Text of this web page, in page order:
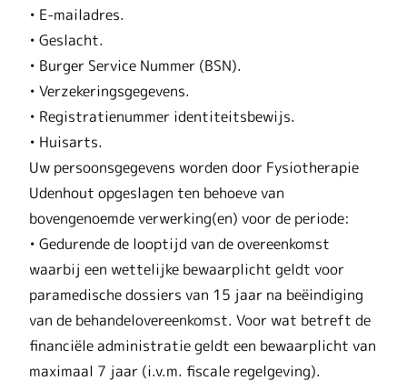
• E-mailadres.
• Geslacht.
• Burger Service Nummer (BSN).
• Verzekeringsgegevens.
• Registratienummer identiteitsbewijs.
• Huisarts.
Uw persoonsgegevens worden door Fysiotherapie
Udenhout opgeslagen ten behoeve van
bovengenoemde verwerking(en) voor de periode:
• Gedurende de looptijd van de overeenkomst
waarbij een wettelijke bewaarplicht geldt voor
paramedische dossiers van 15 jaar na beëindiging
van de behandelovereenkomst. Voor wat betreft de
financiële administratie geldt een bewaarplicht van
maximaal 7 jaar (i.v.m. fiscale regelgeving).